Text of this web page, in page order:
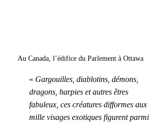
Au Canada, l’édifice du Parlement à Ottawa
« Gargouilles, diablotins, démons,
dragons, harpies et autres êtres
fabuleux, ces créatures difformes aux
mille visages exotiques figurent parmi